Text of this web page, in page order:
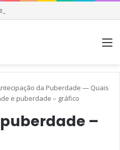
se preocupar
da Puberdade — Quais
e puberdade – gráfico
–